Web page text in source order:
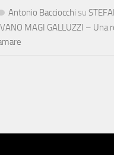
Antonio Bacciocchi su
MAGI GALLUZZI – Una